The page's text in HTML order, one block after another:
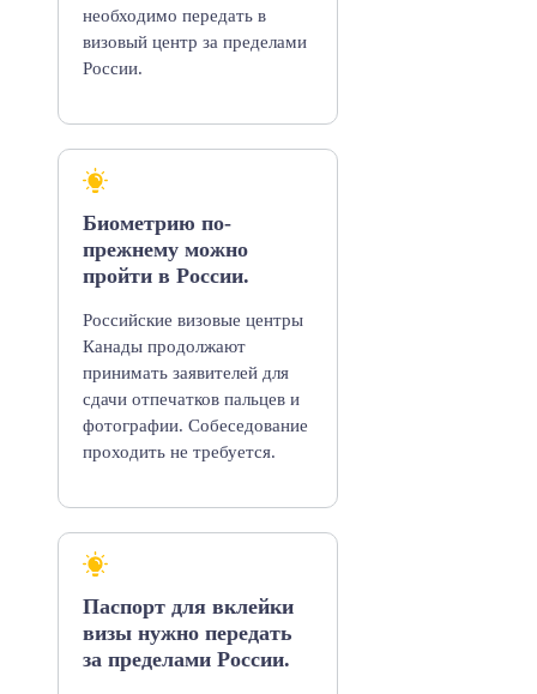
необходимо передать в
визовый центр за пределами
России.
Биометрию по-
прежнему можно
пройти в России.
Российские визовые центры
Канады продолжают
принимать заявителей для
сдачи отпечатков пальцев и
фотографии. Собеседование
проходить не требуется.
Паспорт для вклейки
визы нужно передать
за пределами России.